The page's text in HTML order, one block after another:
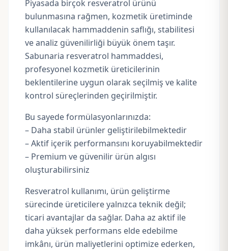
Piyasada birçok resveratrol ürünü
bulunmasına rağmen, kozmetik üretiminde
kullanılacak hammaddenin saflığı, stabilitesi
ve analiz güvenilirliği büyük önem taşır.
Sabunaria resveratrol hammaddesi,
profesyonel kozmetik üreticilerinin
beklentilerine uygun olarak seçilmiş ve kalite
kontrol süreçlerinden geçirilmiştir.
Bu sayede formülasyonlarınızda:
– Daha stabil ürünler geliştirilebilmektedir
– Aktif içerik performansını koruyabilmektedir
– Premium ve güvenilir ürün algısı
oluşturabilirsiniz
Resveratrol kullanımı, ürün geliştirme
sürecinde üreticilere yalnızca teknik değil;
ticari avantajlar da sağlar. Daha az aktif ile
daha yüksek performans elde edebilme
imkânı, ürün maliyetlerini optimize ederken,